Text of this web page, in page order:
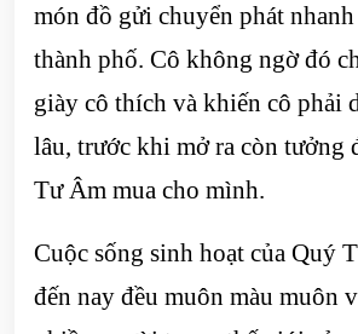
món đồ gửi chuyển phát
thành phố. Cô không ngờ đó
giày cô thích và khiến cô phải
lâu, trước khi mở ra còn tưởng
Tư Âm mua cho mình.
Cuộc sống sinh hoạt của Quý
đến nay đều muôn màu muôn